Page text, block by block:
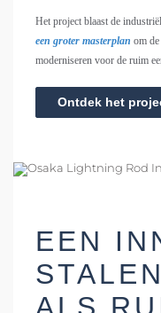
Het project blaast de
een groter masterplan om
moderniseren voor de ruim
Ontdek het
EEN